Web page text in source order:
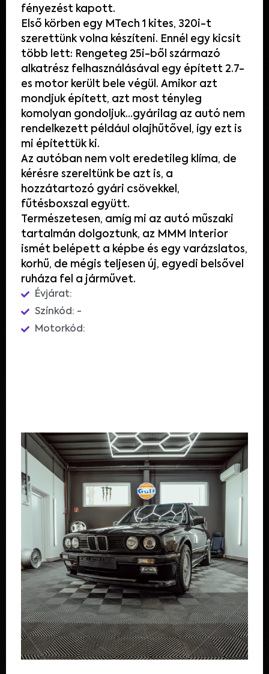
fényezést kapott.
Első körben egy MTech 1 kites, 320i-t
szerettünk volna készíteni. Ennél egy kicsit
több lett: Rengeteg 25i-ből származó
alkatrész felhasználásával egy épített 2.7-
es motor került bele végül. Amikor azt
mondjuk épített, azt most tényleg
komolyan gondoljuk…gyárilag az autó nem
rendelkezett például olajhűtővel, így ezt is
mi építettük ki.
Az autóban nem volt eredetileg klíma, de
kérésre szereltünk be azt is, a
hozzátartozó gyári csövekkel,
fűtésboxszal együtt.
Természetesen, amíg mi az autó műszaki
tartalmán dolgoztunk, az MMM Interior
ismét belépett a képbe és egy varázslatos,
korhű, de mégis teljesen új, egyedi belsővel
ruháza fel a járművet.
Évjárat:
Színkód: -
Motorkód: